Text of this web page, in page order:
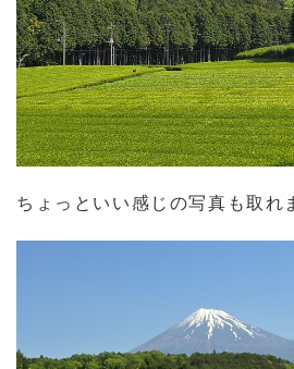
ちょっといい感じの写真も取れ